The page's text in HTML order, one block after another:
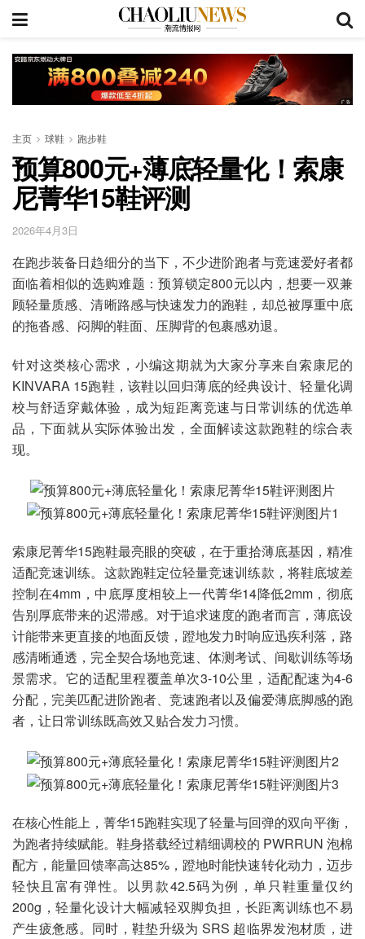
主页 球鞋 跑步鞋
预算800元+薄底轻量化！索康
尼菁华15鞋评测
2026年4月3日
在跑步装备日趋细分的当下，不少进阶跑者与竞速爱好者都
面临着相似的选购难题：预算锁定800元以内，想要一双兼
顾轻量质感、清晰路感与快速发力的跑鞋，却总被厚重中底
的拖沓感、闷脚的鞋面、压脚背的包裹感劝退。
针对这类核心需求，小编这期就为大家分享来自索康尼的
KINVARA 15跑鞋，该鞋以回归薄底的经典设计、轻量化调
校与舒适穿戴体验，成为短距离竞速与日常训练的优选单
品，下面就从实际体验出发，全面解读这款跑鞋的综合表
现。
索康尼菁华15跑鞋最亮眼的突破，在于重拾薄底基因，精准
适配竞速训练。这款跑鞋定位轻量竞速训练款，将鞋底坡差
控制在4mm，中底厚度相较上一代菁华14降低2mm，彻底
告别厚底带来的迟滞感。对于追求速度的跑者而言，薄底设
计能带来更直接的地面反馈，蹬地发力时响应迅疾利落，路
感清晰通透，完全契合场地竞速、体测考试、间歇训练等场
景需求。它的适配里程覆盖单次3-10公里，适配配速为4-6
分配，完美匹配进阶跑者、竞速跑者以及偏爱薄底脚感的跑
者，让日常训练既高效又贴合发力习惯。
在核心性能上，菁华15跑鞋实现了轻量与回弹的双向平衡，
为跑者持续赋能。鞋身搭载经过精细调校的 PWRRUN 泡棉
配方，能量回馈率高达85%，蹬地时能快速转化动力，迈步
轻快且富有弹性。以男款42.5码为例，单只鞋重量仅约
200g，轻量化设计大幅减轻双脚负担，长距离训练也不易
产生疲惫感。同时，鞋垫升级为 SRS 超临界发泡材质，进